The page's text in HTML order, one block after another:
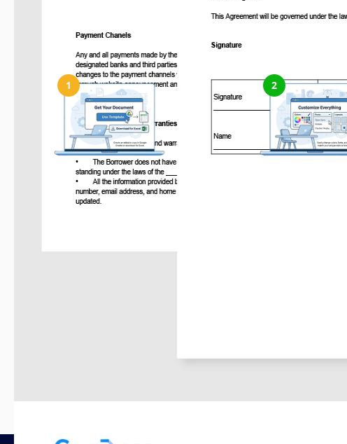
Cómo usar y editar esta plantilla
1
Obtén tu documento
Haz clic en "Editar plantilla" para crear
una copia editable en Google Docs o
2